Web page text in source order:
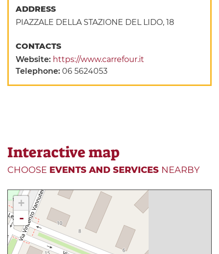
ADDRESS
PIAZZALE DELLA STAZIONE DEL LIDO, 18
CONTACTS
Website: https://www.carrefour.it
Telephone:06 5624053
Interactive map
CHOOSE EVENTS AND SERVICES NEARBY
+
-